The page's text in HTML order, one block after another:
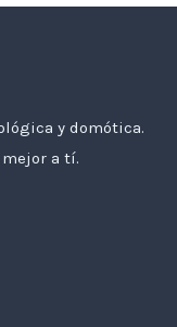
y domótica.
a tí.